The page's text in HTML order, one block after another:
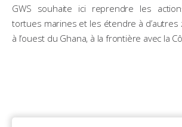
GWS souhaite ici reprendre les
tortues marines et les étendre à d’autres
à l’ouest du Ghana, à la frontière avec la